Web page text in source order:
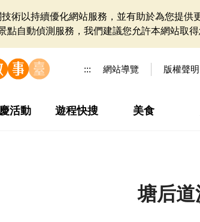
術以持續優化網站服務，並有助於為您提供
點自動偵測服務，我們建議您允許本網站取
::: 網站導覽 版權聲明
活動 遊程快搜 美食
塘后